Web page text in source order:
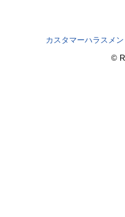
カスタマーハラスメ
©